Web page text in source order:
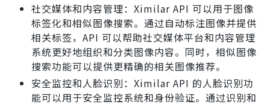
社交媒体和内容管理：Ximilar API 可以用于图像
标签化和相似图像搜索。通过自动标注图像并提供
相关标签，API 可以帮助社交媒体平台和内容管理
系统更好地组织和分类图像内容。同时，相似图像
搜索功能可以提供更精确的相关图像推荐。
安全监控和人脸识别：Ximilar API 的人脸识别功
能可以用于安全监控系统和身份验证。通过识别和